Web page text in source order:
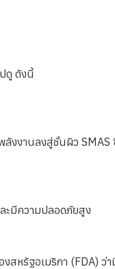
ดู ดังนี้
งานลงสู่ชั้นผิว
ะมีความปลอดภัยสูง
สหรัฐอเมริกา (FDA)